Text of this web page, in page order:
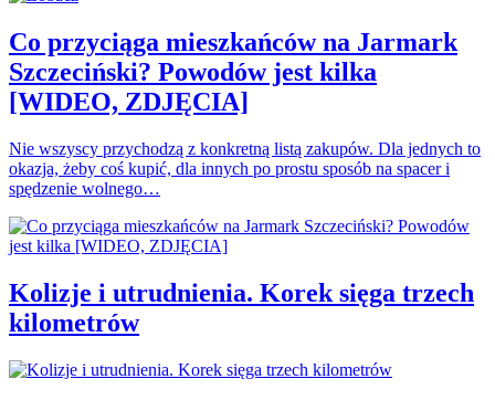
Co przyciąga mieszkańców na Jarmark
Szczeciński? Powodów jest kilka
[WIDEO, ZDJĘCIA]
Nie wszyscy przychodzą z konkretną listą zakupów. Dla jednych to
okazja, żeby coś kupić, dla innych po prostu sposób na spacer i
spędzenie wolnego…
Kolizje i utrudnienia. Korek sięga trzech
kilometrów